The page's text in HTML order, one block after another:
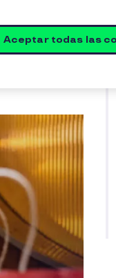
Aceptar todas las